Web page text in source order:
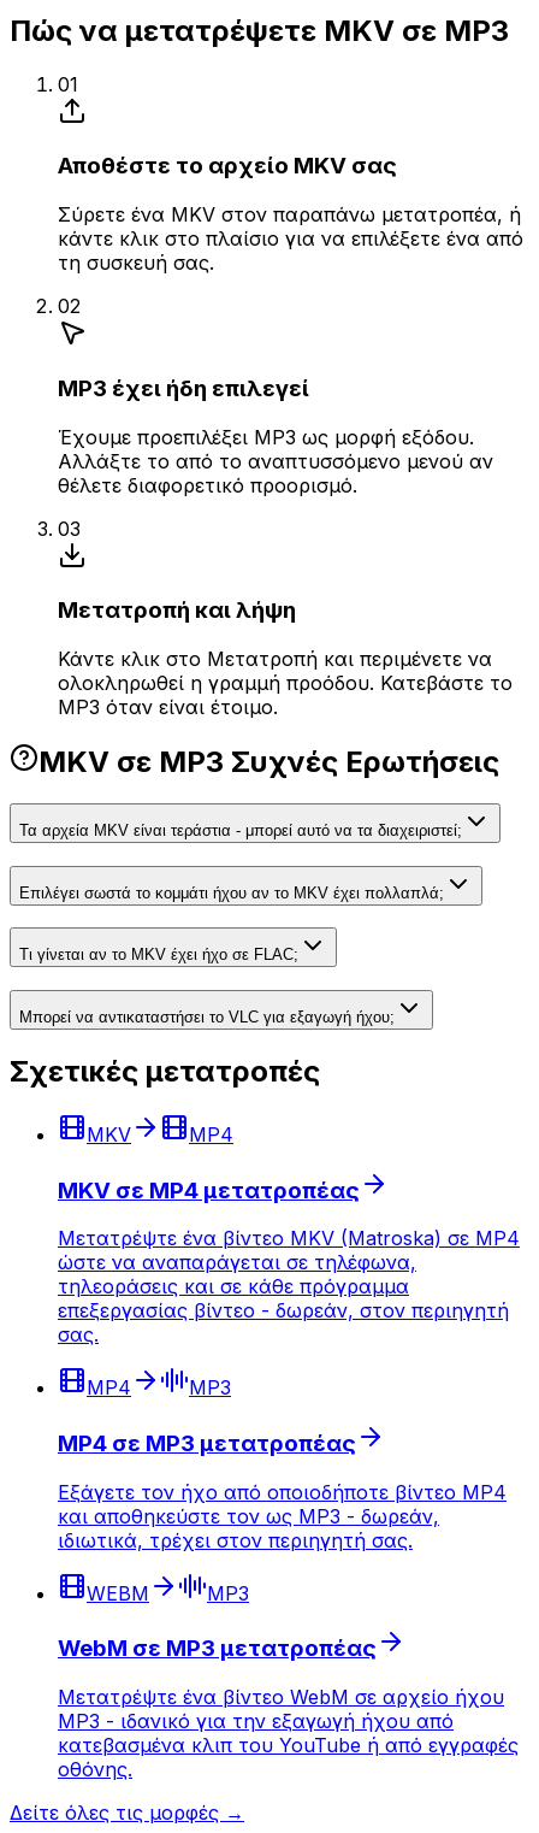
Πώς να μετατρέψετε MKV σε MP3
01
Αποθέστε το αρχείο MKV σας
Σύρετε ένα MKV στον παραπάνω μετατροπέα, ή
κάντε κλικ στο πλαίσιο για να επιλέξετε ένα από
τη συσκευή σας.
02
MP3 έχει ήδη επιλεγεί
Έχουμε προεπιλέξει MP3 ως μορφή εξόδου.
Αλλάξτε το από το αναπτυσσόμενο μενού αν
θέλετε διαφορετικό προορισμό.
03
Μετατροπή και λήψη
Κάντε κλικ στο Μετατροπή και περιμένετε να
ολοκληρωθεί η γραμμή προόδου. Κατεβάστε το
MP3 όταν είναι έτοιμο.
MKV σε MP3 Συχνές Ερωτήσεις
Τα αρχεία MKV είναι τεράστια - μπορεί αυτό να τα διαχειριστεί;
Επιλέγει σωστά το κομμάτι ήχου αν το MKV έχει πολλαπλά;
Τι γίνεται αν το MKV έχει ήχο σε FLAC;
Μπορεί να αντικαταστήσει το VLC για εξαγωγή ήχου;
Σχετικές μετατροπές
MKV MP4
MKV σε MP4 μετατροπέας
Μετατρέψτε ένα βίντεο MKV (Matroska) σε MP4
ώστε να αναπαράγεται σε τηλέφωνα,
τηλεοράσεις και σε κάθε πρόγραμμα
επεξεργασίας βίντεο - δωρεάν, στον περιηγητή
σας.
MP4 MP3
MP4 σε MP3 μετατροπέας
Εξάγετε τον ήχο από οποιοδήποτε βίντεο MP4
και αποθηκεύστε τον ως MP3 - δωρεάν,
ιδιωτικά, τρέχει στον περιηγητή σας.
WEBM MP3
WebM σε MP3 μετατροπέας
Μετατρέψτε ένα βίντεο WebM σε αρχείο ήχου
MP3 - ιδανικό για την εξαγωγή ήχου από
κατεβασμένα κλιπ του YouTube ή από εγγραφές
οθόνης.
Δείτε όλες τις μορφές →